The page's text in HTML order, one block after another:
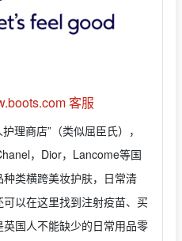
客服
理商店”（类似屈臣氏），
，Dior，Lancome等国
类横跨美妆护肤，日常清
以在这里找到注射疫苗、买
国人不能缺少的日常用品零